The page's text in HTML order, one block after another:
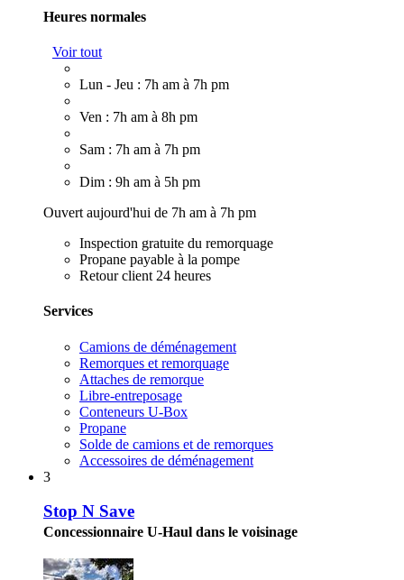
Heures normales
Voir tout
Lun - Jeu : 7h am à 7h pm
Ven : 7h am à 8h pm
Sam : 7h am à 7h pm
Dim : 9h am à 5h pm
Ouvert aujourd'hui de 7h am à 7h pm
Inspection gratuite du remorquage
Propane payable à la pompe
Retour client 24 heures
Services
Camions de déménagement
Remorques et remorquage
Attaches de remorque
Libre-entreposage
Conteneurs U-Box
Propane
Solde de camions et de remorques
Accessoires de déménagement
3
Stop N Save
Concessionnaire U-Haul dans le voisinage